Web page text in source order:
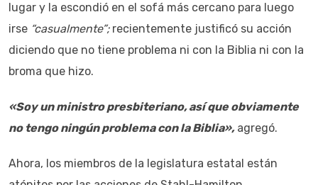
lugar y la escondió en el sofá más cercano para luego
irse “casualmente”;recientemente justificó su acción
diciendo que no tiene problema ni con la Biblia ni con la
broma que hizo.
«Soy un ministro presbiteriano, así que obviamente
no tengo ningún problema con la Biblia»,agregó.
Ahora, los miembros de la legislatura estatal están